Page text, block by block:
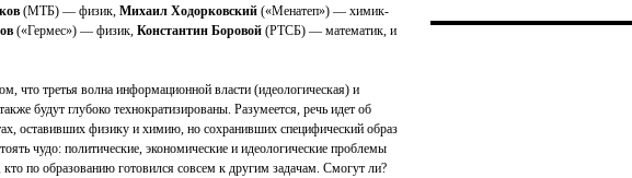
(МТБ) — физик, Михаил Ходорковский («Менатеп») — химик-
(«Гермес») — физик, Константин Боровой (РТСБ) — математик, и
что третья волна информационной власти (идеологическая) и
будут глубоко технократизированы. Разумеется, речь идет об
оставивших физику и химию, но сохранивших специфический образ
чудо: политические, экономические и идеологические проблемы
кто по образованию готовился совсем к другим задачам. Смогут ли?